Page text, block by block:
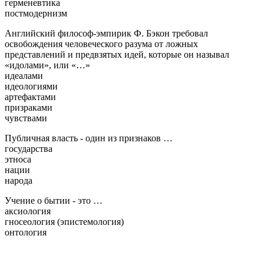
герменевтика
постмодернизм
Английский философ-эмпирик Ф. Бэкон требовал
освобождения человеческого разума от ложных
представлений и предвзятых идей, которые он называл
«идолами», или «…»
идеалами
идеологиями
артефактами
призраками
чувствами
Публичная власть - один из признаков …
государства
этноса
нации
народа
Учение о бытии - это …
аксиология
гносеология (эпистемология)
онтология